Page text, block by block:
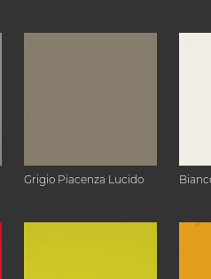
Grigio Piacenza Lucido